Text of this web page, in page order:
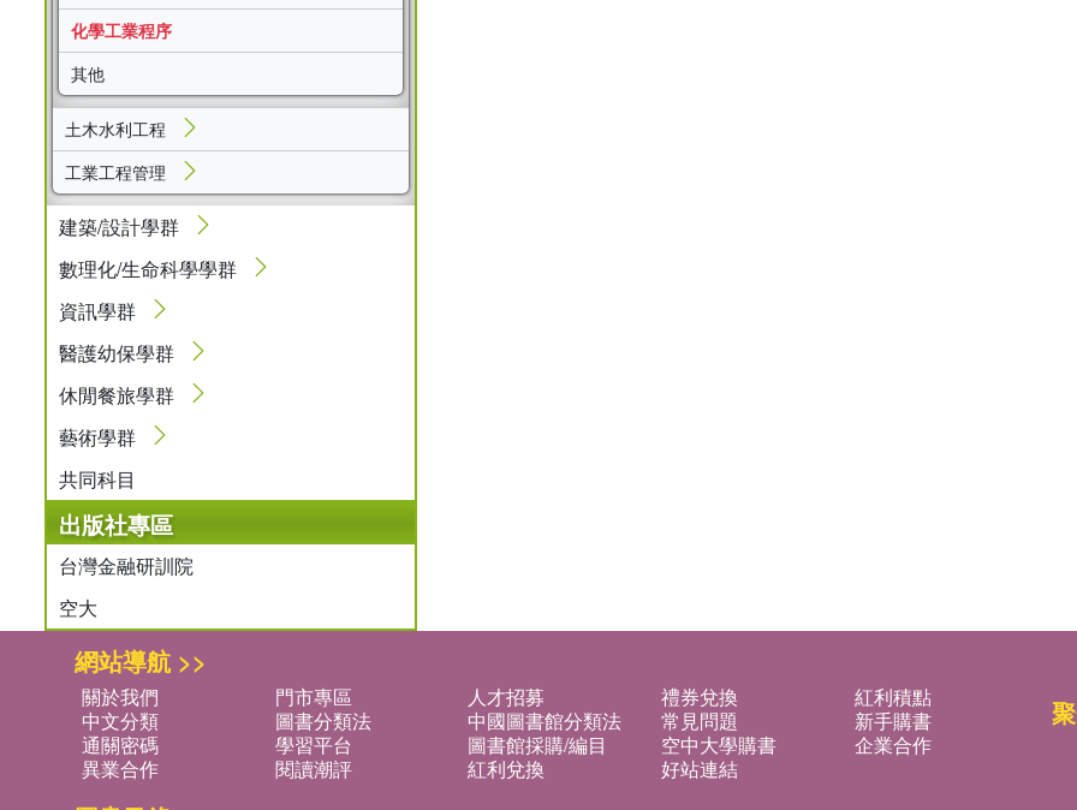
化學工業程序
其他
土木水利工程
工業工程管理
建築/設計學群
數理化/生命科學學群
資訊學群
醫護幼保學群
休閒餐旅學群
藝術學群
共同科目
出版社專區
台灣金融研訓院
空大
網站導航 >>
關於我們 門市專區 人才招募 禮券兌換
紅利積點
中文分類
圖書分類法 中國圖書館分類法 常見問題
新手購書
通關密碼
學習平台 圖書館採購/編目 空中大學購書
企業合作
異業合作
閱讀潮評 紅利兌換 好站連結